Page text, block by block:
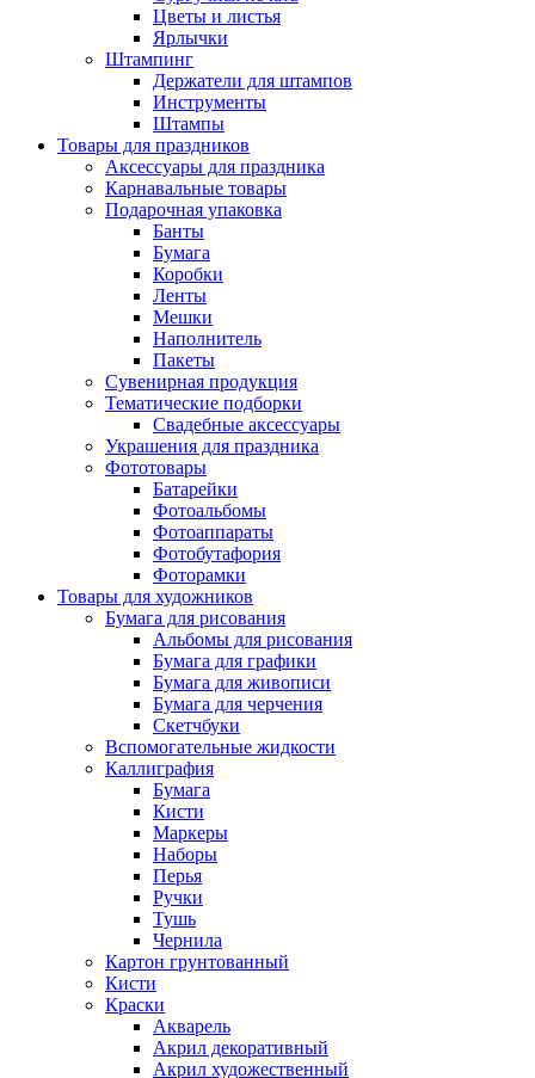
Цветы и листья
Ярлычки
Штампинг
Держатели для штампов
Инструменты
Штампы
Товары для праздников
Аксессуары для праздника
Карнавальные товары
Подарочная упаковка
Банты
Бумага
Коробки
Ленты
Мешки
Наполнитель
Пакеты
Сувенирная продукция
Тематические подборки
Свадебные аксессуары
Украшения для праздника
Фототовары
Батарейки
Фотоальбомы
Фотоаппараты
Фотобутафория
Фоторамки
Товары для художников
Бумага для рисования
Альбомы для рисования
Бумага для графики
Бумага для живописи
Бумага для черчения
Скетчбуки
Вспомогательные жидкости
Каллиграфия
Бумага
Кисти
Маркеры
Наборы
Перья
Ручки
Тушь
Чернила
Картон грунтованный
Кисти
Краски
Акварель
Акрил декоративный
Акрил художественный